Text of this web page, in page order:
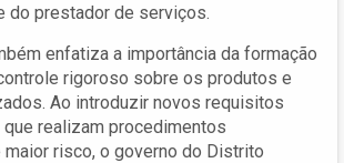
do prestador de serviços.
enfatiza a importância da formação
rigoroso sobre os produtos e
Ao introduzir novos requisitos
realizam procedimentos
risco, o governo do Distrito